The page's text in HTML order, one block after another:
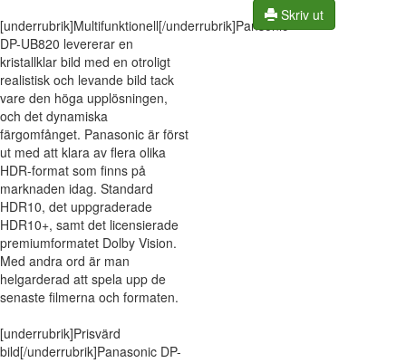
[underrubrik]Multifunktionell[/underrubrik]Pansonic
DP-UB820 levererar en
kristallklar bild med en otroligt
realistisk och levande bild tack
vare den höga upplösningen,
och det dynamiska
färgomfånget. Panasonic är först
ut med att klara av flera olika
HDR-format som finns på
marknaden idag. Standard
HDR10, det uppgraderade
HDR10+, samt det licensierade
premiumformatet Dolby Vision.
Med andra ord är man
helgarderad att spela upp de
senaste filmerna och formaten.
[underrubrik]Prisvärd
bild[/underrubrik]Panasonic DP-
Skriv ut